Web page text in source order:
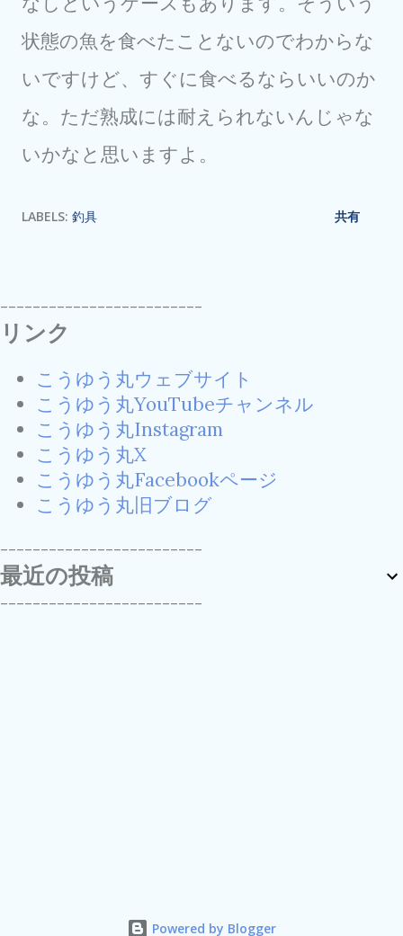
状態の魚を食べたことないのでわからな
いですけど、すぐに食べるならいいのか
な。ただ熟成には耐えられないんじゃな
いかなと思いますよ。
LABELS: 釣具 共有
-------------------------
リンク
こうゆう丸ウェブサイト
こうゆう丸YouTubeチャンネル
こうゆう丸Instagram
こうゆう丸X
こうゆう丸Facebookページ
こうゆう丸旧ブログ
-------------------------
最近の投稿
-------------------------
Powered by Blogger